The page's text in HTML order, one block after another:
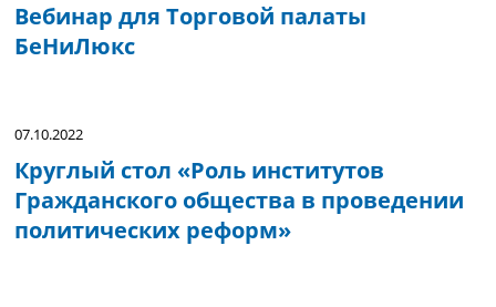
Вебинар для Торговой палаты
БеНиЛюкс
07.10.2022
Круглый стол «Роль институтов
Гражданского общества в проведении
политических реформ»